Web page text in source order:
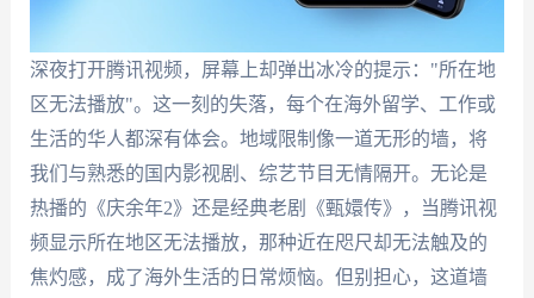
深夜打开腾讯视频，屏幕上却弹出冰冷的提示："所在地
区无法播放"。这一刻的失落，每个在海外留学、工作或
生活的华人都深有体会。地域限制像一道无形的墙，将
我们与熟悉的国内影视剧、综艺节目无情隔开。无论是
热播的《庆余年2》还是经典老剧《甄嬛传》，当腾讯视
频显示所在地区无法播放，那种近在咫尺却无法触及的
焦灼感，成了海外生活的日常烦恼。但别担心，这道墙